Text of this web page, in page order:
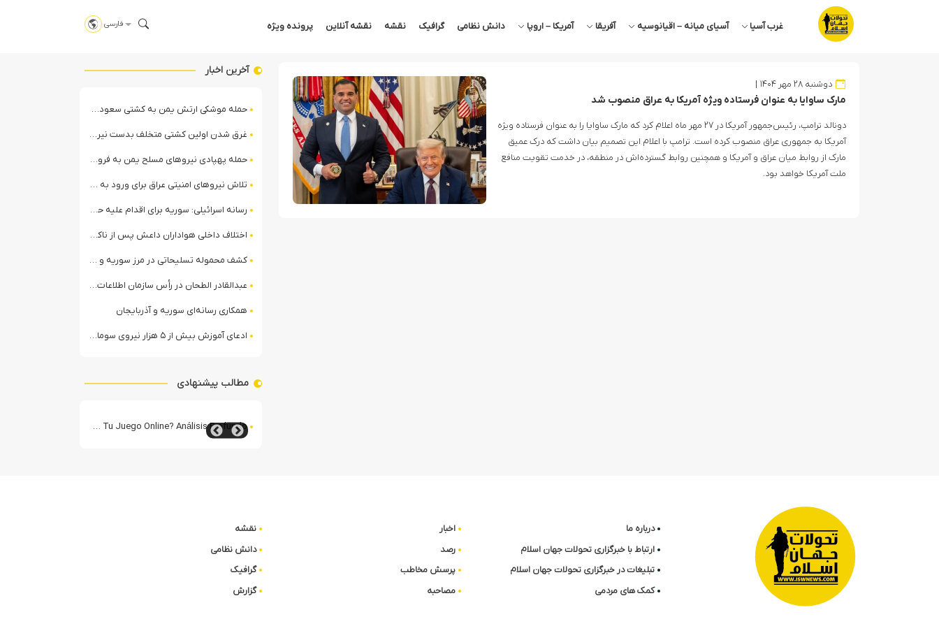
غرب آسیا آسیای میانه – اقیانوسیه آفریقا آمریکا – اروپا دانش نظامی گرافیک نقشه نقشه آنلاین پرونده ویژه فارسی
دوشنبه ۲۸ مهر ۱۴۰۴
مارک ساوایا به عنوان فرستاده ویژه آمریکا به عراق منصوب شد
دونالد ترامپ، رئیس‌جمهور آمریکا در ۲۷ مهر ماه اعلام کرد که مارک ساوایا را به عنوان فرستاده ویژه
آمریکا به جمهوری عراق منصوب کرده است. ترامپ با اعلام این تصمیم بیان داشت که درک عمیق
مارک از روابط میان عراق و آمریکا و همچنین روابط گسترده‌اش در منطقه، در خدمت تقویت منافع
ملت آمریکا خواهد بود.
آخرین اخبار
حمله موشکی ارتش یمن به کشتی سعودی در شمال دریای سرخ
غرق شدن اولین کشتی متخلف بدست نیروی دریایی ارتش یمن
حمله پهپادی نیروهای مسلح یمن به فرودگاه نجران
تلاش نیروهای امنیتی عراق برای ورود به مقر مقاومت در حومه بغداد
رسانه اسرائیلی: سوریه برای اقدام علیه حزب‌الله در لبنان آماده می‌شود!
اختلاف داخلی هواداران داعش پس از ناکامی عملیات انغماسی داعش در رقه
کشف محموله تسلیحاتی در مرز سوریه و عراق توسط نیروهای الجولانی
عبدالقادر الطحان در رأس سازمان اطلاعات سوریه؛ گمانه‌زنی‌ها درباره اختلافات در ساختار امنیتی
همکاری رسانه‌ای سوریه و آذربایجان
ادعای آموزش بیش از ۵ هزار نیروی سومالیایی با نظارت عربستان
مطالب پیشنهادی
LibraBet España: ¿El Destino Dorado para Tu Juego Online? Análisis Profundo
درباره ما
ارتباط با خبرگزاری تحولات جهان اسلام
تبلیغات در خبرگزاری تحولات جهان اسلام
کمک های مردمی
اخبار
رصد
پرسش مخاطب
مصاحبه
نقشه
دانش نظامی
گرافیک
گزارش